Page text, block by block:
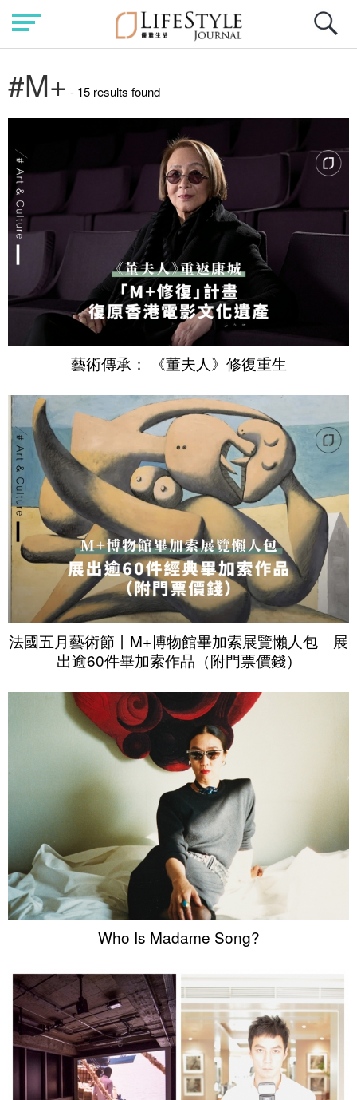
#M+ - 15 results found
藝術傳承： 《董夫人》修復重生
法國五月藝術節丨M+博物館畢加索展覽懶人包 展
出逾60件畢加索作品（附門票價錢）
Who Is Madame Song?